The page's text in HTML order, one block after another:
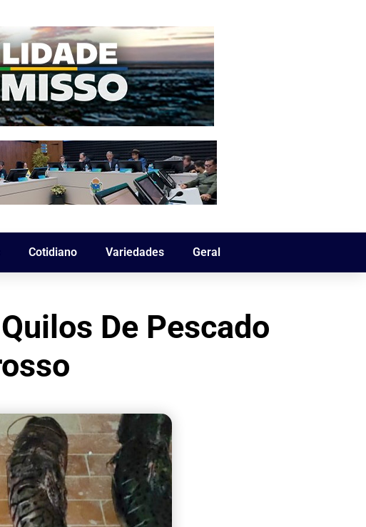
Cotidiano Variedades Geral
De Pescado